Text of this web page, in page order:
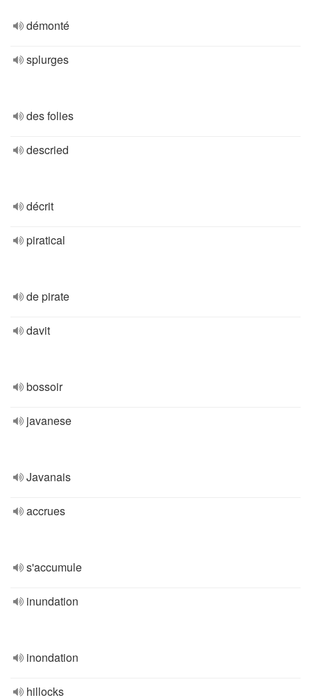
démonté
splurges
des folies
descried
décrit
piratical
de pirate
davit
bossoir
javanese
Javanais
accrues
s'accumule
inundation
inondation
hillocks